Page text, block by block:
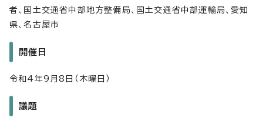
者、国土交通省中部地方整備局、国土交通省中部運輸局、愛知
県、名古屋市
開催日
令和4年9月8日（木曜日）
議題